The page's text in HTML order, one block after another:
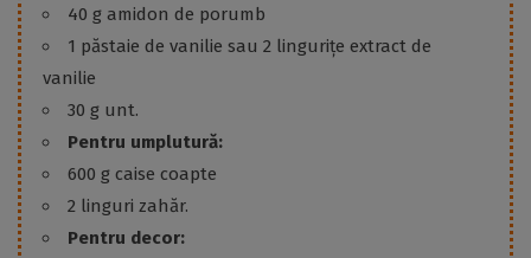
40 g amidon de porumb
1 păstaie de vanilie sau 2 lingurițe extract de
vanilie
30 g unt.
Pentru umplutură:
600 g caise coapte
2 linguri zahăr.
Pentru decor: